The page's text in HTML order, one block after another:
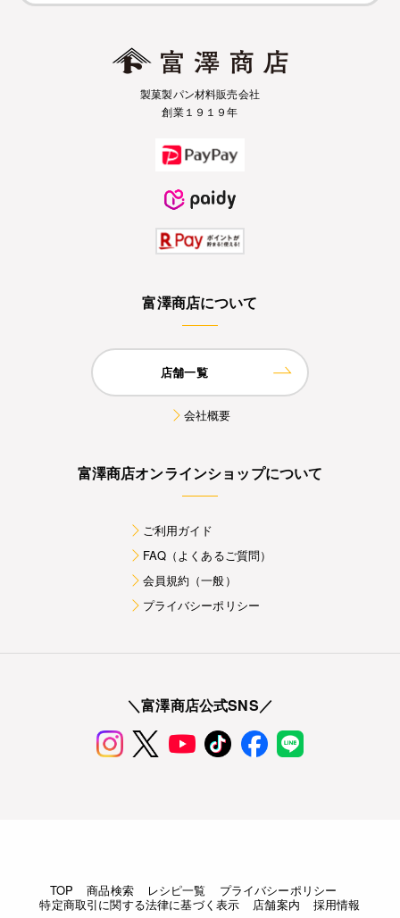
製菓製パン材料販売会社
創業１９１９年
富澤商店について
店舗一覧
会社概要
富澤商店オンラインショップについて
ご利用ガイド
FAQ（よくあるご質問）
会員規約（一般）
プライバシーポリシー
＼富澤商店公式SNS／
TOP 商品検索 レシピ一覧
プライバシーポリシー
特定商取引に関する法律に基づく表示
店舗案内 採用情報